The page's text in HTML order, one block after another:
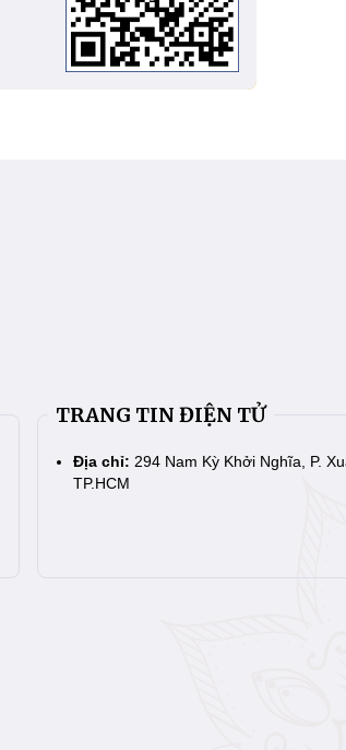
TRANG TIN ĐIỆN TỬ
Địa chỉ: 294 Nam Kỳ Khởi Nghĩa, P.
TP.HCM